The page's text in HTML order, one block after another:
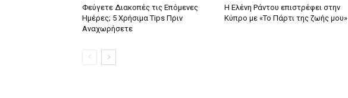
Φεύγετε Διακοπές τις Επόμενες
Ημέρες; 5 Χρήσιμα Tips Πριν
Αναχωρήσετε
Η Ελένη Ράντου επιστρέφει στην
Κύπρο με «Το Πάρτι της ζωής μου»